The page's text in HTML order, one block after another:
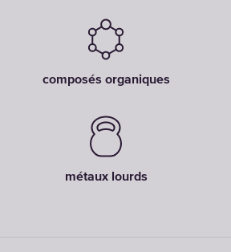
composés organiques
métaux lourds